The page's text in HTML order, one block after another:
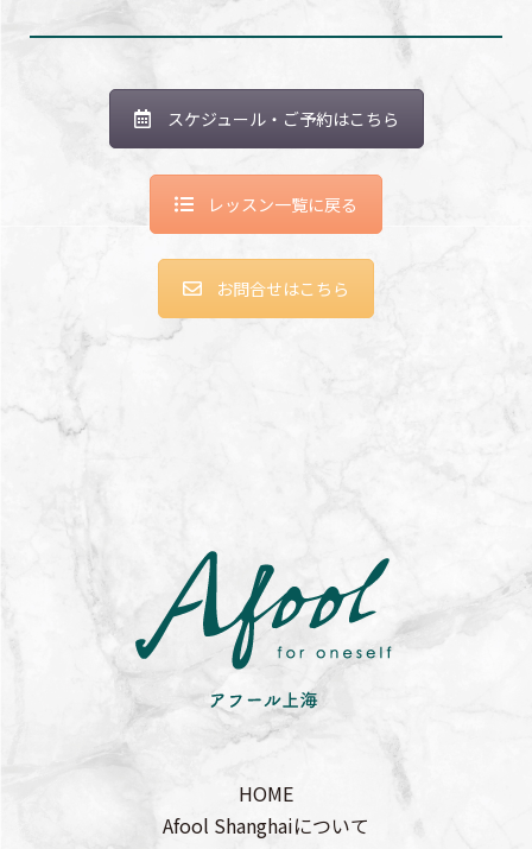
スケジュール・ご予約はこちら
レッスン一覧に戻る
お問合せはこちら
HOME
Afool Shanghaiについて